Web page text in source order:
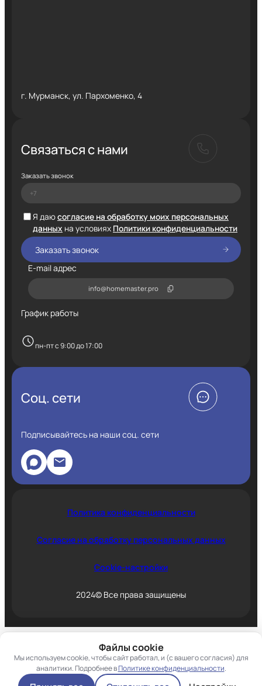
г. Мурманск, ул. Пархоменко, 4
Связаться с нами
Заказать звонок
Я даюсогласие на обработку моих персональных
данных на условиях Политики конфиденциальности
E-mail адрес
info@homemaster.pro
График работы
пн-пт с 9:00 до 17:00
Соц. сети
Подписывайтесь на наши соц. сети
Политика конфиденциальности
Согласие на обработку персональных данных
Cookie-настройки
2024© Все права защищены
Файлы cookie
Мы используем cookie, чтобы сайт работал, и (с вашего согласия) для
аналитики. Подробнее вПолитике конфиденциальности.